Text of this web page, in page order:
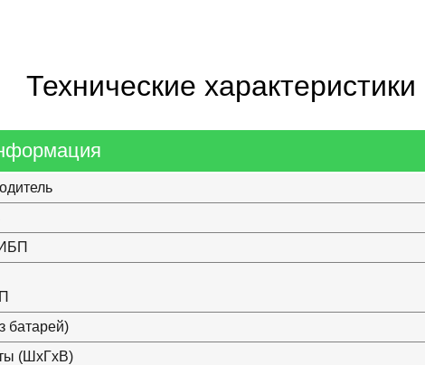
Технические
батарей)
(ШхГхВ)